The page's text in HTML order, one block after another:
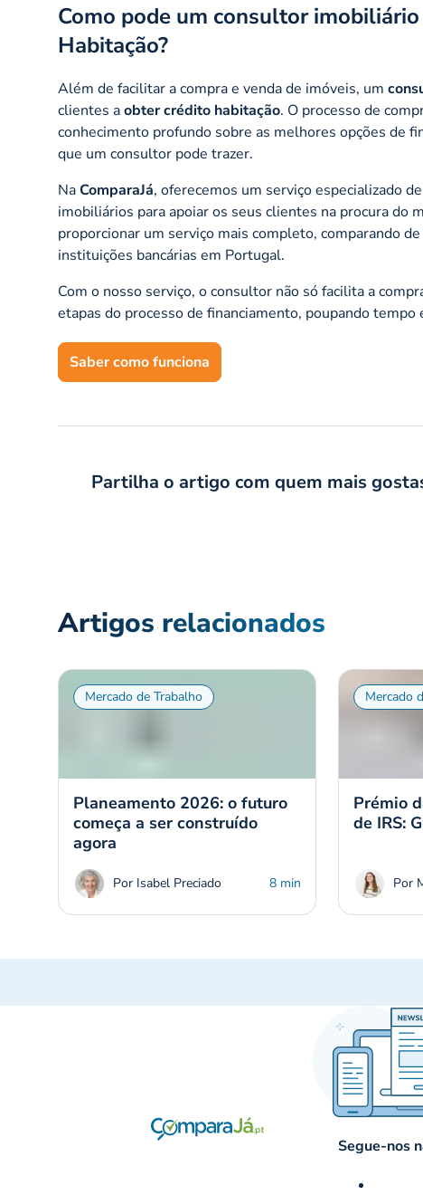
Como pode um consultor
Habitação?
Além de facilitar a compra e venda de imóveis, um
clientes aobter crédito habitação. O processo de
conhecimento profundo sobre as melhores opções de
que um consultor pode trazer.
NaComparaJá, oferecemos um serviço especializado de
imobiliários para apoiar os seus clientes na procura do
proporcionar um serviço mais completo, comparando
instituições bancárias em Portugal.
Com o nosso serviço, o consultor não só facilita a
etapas do processo de financiamento, poupando tempo
Saber como funciona
Partilha o artigo com quem mais
Artigos relacionados
Mercado de Trabalho
Planeamento 2026: o futuro
começa a ser construído
agora
Por Isabel Preciado 8 min
Mercado
Prémio
de IRS:
Por
Segue-nos